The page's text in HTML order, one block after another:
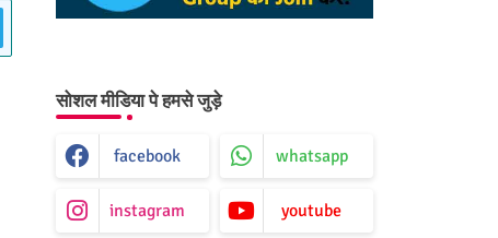
सोशल मीडिया पे हमसे जुड़े
facebook whatsapp
instagram youtube